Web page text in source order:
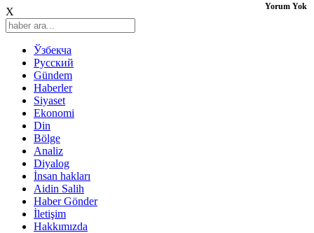
X
Ўзбекча
Русский
Gündem
Haberler
Siyaset
Ekonomi
Din
Bölge
Analiz
Diyalog
İnsan hakları
Aidin Salih
Haber Gönder
İletişim
Hakkımızda
Yorum Yok